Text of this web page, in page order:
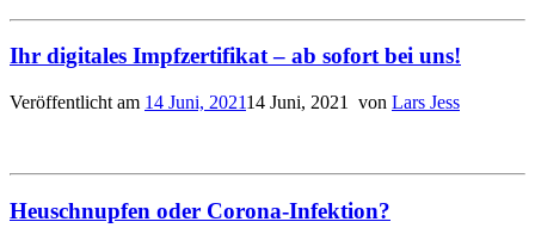
Ihr digitales Impfzertifikat – ab sofort bei uns!
Veröffentlicht am 14 Juni, 202114 Juni, 2021 von Lars Jess
Heuschnupfen oder Corona-Infektion?